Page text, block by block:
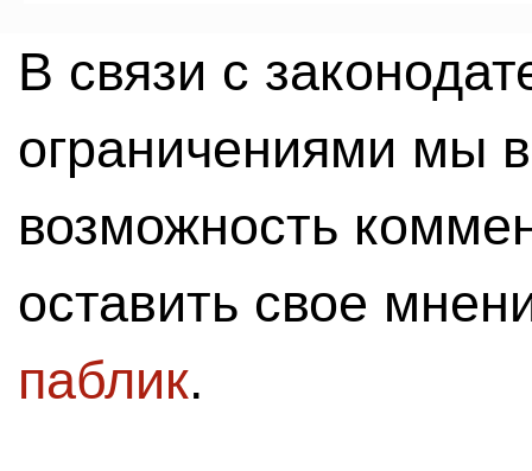
В связи с
ограничениями мы
возможность
оставить свое
паблик.